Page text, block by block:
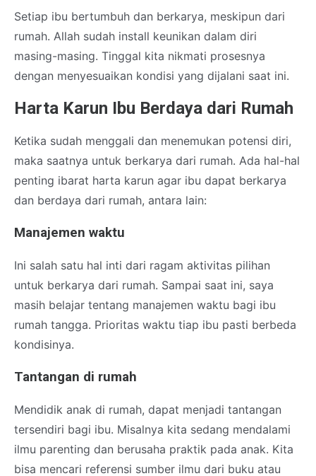
Setiap ibu bertumbuh dan berkarya, meskipun dari
rumah. Allah sudah install keunikan dalam diri
masing-masing. Tinggal kita nikmati prosesnya
dengan menyesuaikan kondisi yang dijalani saat ini.
Harta Karun Ibu Berdaya dari Rumah
Ketika sudah menggali dan menemukan potensi diri,
maka saatnya untuk berkarya dari rumah. Ada hal-hal
penting ibarat harta karun agar ibu dapat berkarya
dan berdaya dari rumah, antara lain:
Manajemen waktu
Ini salah satu hal inti dari ragam aktivitas pilihan
untuk berkarya dari rumah. Sampai saat ini, saya
masih belajar tentang manajemen waktu bagi ibu
rumah tangga. Prioritas waktu tiap ibu pasti berbeda
kondisinya.
Tantangan di rumah
Mendidik anak di rumah, dapat menjadi tantangan
tersendiri bagi ibu. Misalnya kita sedang mendalami
ilmu parenting dan berusaha praktik pada anak. Kita
bisa mencari referensi sumber ilmu dari buku atau